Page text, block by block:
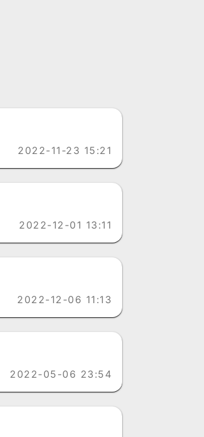
2022-11-23 15:21
2022-12-01 13:11
2022-12-06 11:13
2022-05-06 23:54